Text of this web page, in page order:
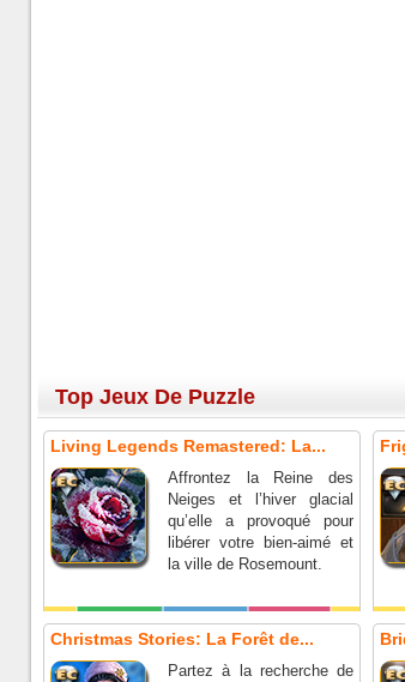
Top Jeux De Puzzle
Living Legends Remastered: La...
Affrontez la Reine des
Neiges et l’hiver glacial
qu’elle a provoqué pour
libérer votre bien-aimé et
la ville de Rosemount.
Christmas Stories: La Forêt de...
Partez à la recherche de